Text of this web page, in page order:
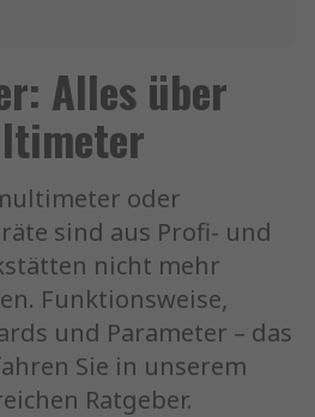
Alles über
oder
sind aus Profi- und
nicht mehr
Funktionsweise,
und Parameter – das
Sie in unserem
Ratgeber.